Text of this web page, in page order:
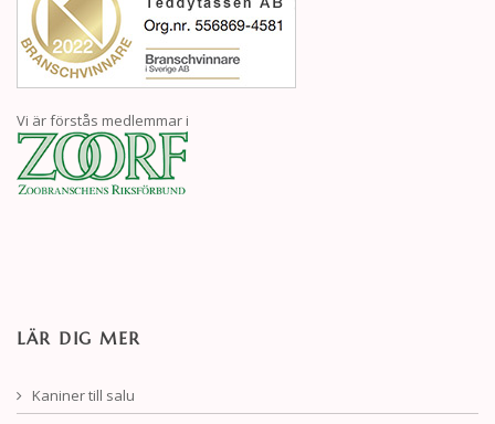
Vi är förstås medlemmar i
LÄR DIG MER
Kaniner till salu